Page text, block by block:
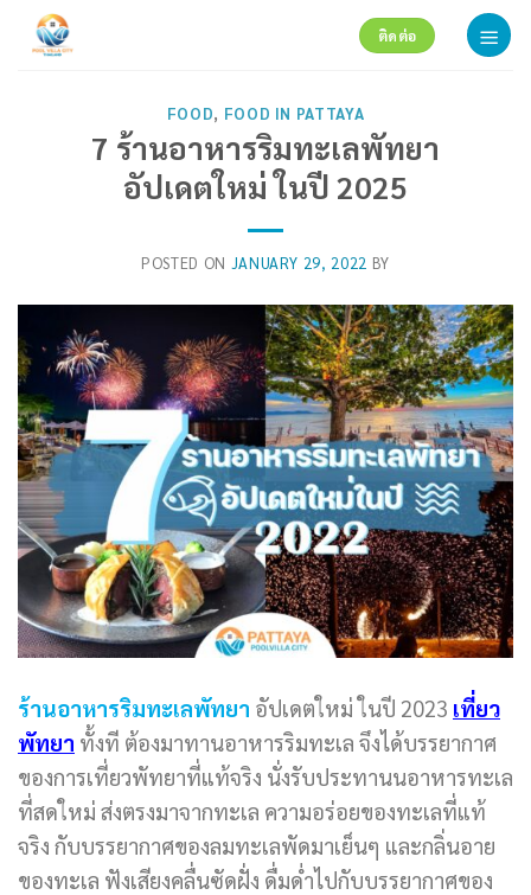
ติดต่อ
FOOD, FOOD IN PATTAYA
7 ร้านอาหารริมทะเลพัทยา
อัปเดตใหม่ ในปี 2025
POSTED ON JANUARY 29, 2022 BY
ร้านอาหารริมทะเลพัทยา อัปเดตใหม่ ในปี 2023 เที่ยว
พัทยา ทั้งที ต้องมาทานอาหารริมทะเล จึงได้บรรยากาศ
ของการเที่ยวพัทยาที่แท้จริง นั่งรับประทานนอาหารทะเล
ที่สดใหม่ ส่งตรงมาจากทะเล ความอร่อยของทะเลที่แท้
จริง กับบรรยากาศของลมทะเลพัดมาเย็นๆ และกลิ่นอาย
ของทะเล ฟังเสียงคลื่นซัดฝั่ง ดื่มด่ำไปกับบรรยากาศของ